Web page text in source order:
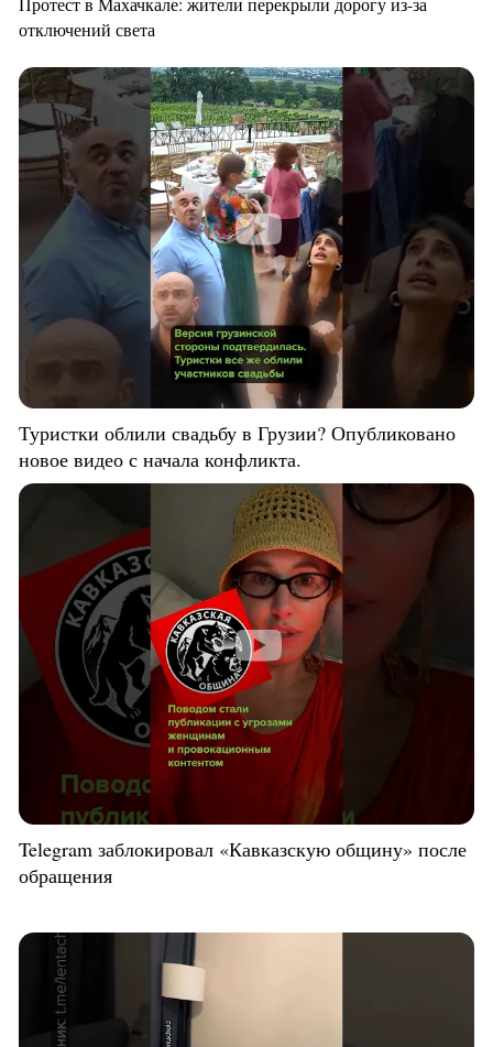
отключений света
Туристки облили свадьбу в Грузии? Опубликовано
новое видео с начала конфликта.
Telegram заблокировал «Кавказскую общину» после
обращения